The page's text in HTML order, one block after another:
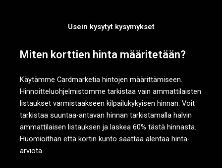
Usein kysytyt kysymykset
Miten korttien hinta määritetään?
Käytämme Cardmarketia hintojen määrittämiseen.
Hinnoitteluohjelmistomme tarkistaa vain ammattilaisten
listaukset varmistaakseen kilpailukykyisen hinnan. Voit
tarkistaa suuntaa-antavan hinnan tarkistamalla halvin
ammattilaisen listauksen ja laskea 60% tästä hinnasta.
Huomioithan että kortin kunto saattaa alentaa hinta-
arviota.